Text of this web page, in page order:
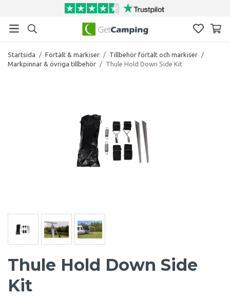
Startsida / Förtält & markiser / Tillbehör förtält och markiser /
Markpinnar & övriga tillbehör / Thule Hold Down Side Kit
Thule Hold Down Side
Kit